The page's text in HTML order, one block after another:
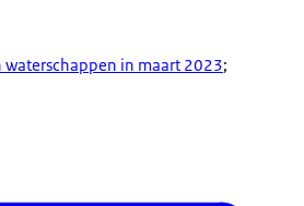
waterschappen in maart 2023;